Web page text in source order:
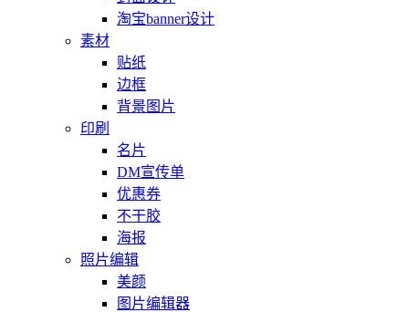
淘宝banner设计
素材
贴纸
边框
背景图片
印刷
名片
DM宣传单
优惠券
不干胶
海报
照片编辑
美颜
图片编辑器